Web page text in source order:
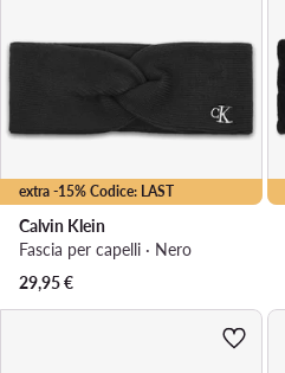
extra -15% Codice: LAST
Calvin Klein
Fascia per capelli · Nero
29,95€